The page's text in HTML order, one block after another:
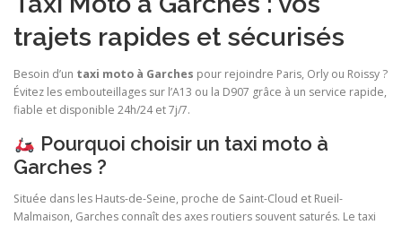
trajets rapides et sécurisés
Besoin d’un taxi moto à Garches pour rejoindre Paris, Orly ou Roissy ?
Évitez les embouteillages sur l’A13 ou la D907 grâce à un service rapide,
fiable et disponible 24h/24 et 7j/7.
Pourquoi choisir un taxi moto à
Garches ?
Située dans les Hauts-de-Seine, proche de Saint-Cloud et Rueil-
Malmaison, Garches connaît des axes routiers souvent saturés. Le taxi